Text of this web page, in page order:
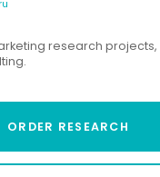
research
ORDER RESEARCH